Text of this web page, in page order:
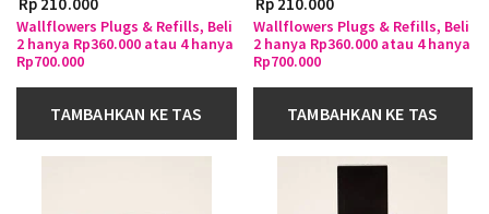
Wallflowers Plugs & Refills, Beli
2 hanya Rp360.000 atau 4 hanya
Rp700.000
TAMBAHKAN KE TAS
Wallflowers Plugs & Refills, Beli
2 hanya Rp360.000 atau 4 hanya
Rp700.000
TAMBAHKAN KE TAS